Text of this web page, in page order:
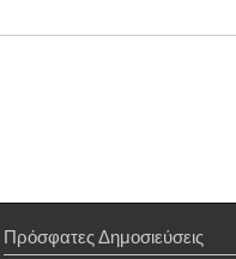
Πρόσφατες Δημοσιεύσεις